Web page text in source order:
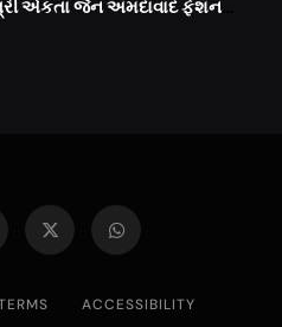
એકતા જૈન અમદાવાદ ફેશન
પ્રતિભા પ્રદર્શિત કરશે
ACCESSIBILITY